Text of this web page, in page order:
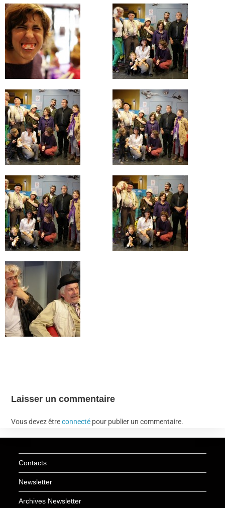
Laisser un commentaire
Vous devez êtreconnecté pour publier un commentaire.
Contacts
Newsletter
Archives Newsletter